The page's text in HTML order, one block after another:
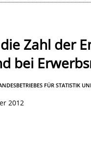
Zahl der
bei
FÜR STATISTIK
2012